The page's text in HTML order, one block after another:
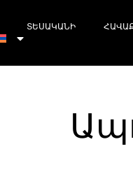
ՏԵՍԱԿԱՆԻ